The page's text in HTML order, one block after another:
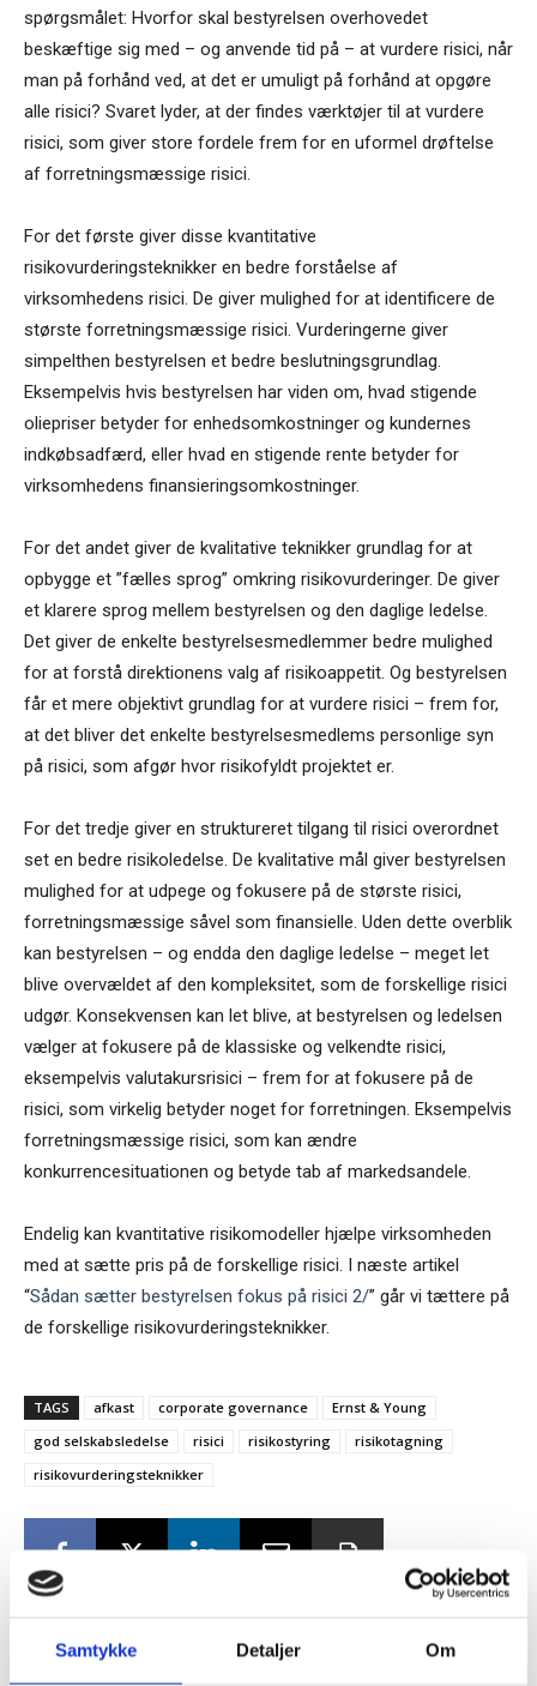
Samtykke Detaljer Om
spørgsmålet: Hvorfor skal bestyrelsen overhovedet
beskæftige sig med – og anvende tid på – at vurdere risici, når
man på forhånd ved, at det er umuligt på forhånd at opgøre
alle risici? Svaret lyder, at der findes værktøjer til at vurdere
risici, som giver store fordele frem for en uformel drøftelse
af forretningsmæssige risici.
For det første giver disse kvantitative
risikovurderingsteknikker en bedre forståelse af
virksomhedens risici. De giver mulighed for at identificere de
største forretningsmæssige risici. Vurderingerne giver
simpelthen bestyrelsen et bedre beslutningsgrundlag.
Eksempelvis hvis bestyrelsen har viden om, hvad stigende
oliepriser betyder for enhedsomkostninger og kundernes
indkøbsadfærd, eller hvad en stigende rente betyder for
virksomhedens finansieringsomkostninger.
For det andet giver de kvalitative teknikker grundlag for at
opbygge et ”fælles sprog” omkring risikovurderinger. De giver
et klarere sprog mellem bestyrelsen og den daglige ledelse.
Det giver de enkelte bestyrelsesmedlemmer bedre mulighed
for at forstå direktionens valg af risikoappetit. Og bestyrelsen
får et mere objektivt grundlag for at vurdere risici – frem for,
at det bliver det enkelte bestyrelsesmedlems personlige syn
på risici, som afgør hvor risikofyldt projektet er.
For det tredje giver en struktureret tilgang til risici overordnet
set en bedre risikoledelse. De kvalitative mål giver bestyrelsen
mulighed for at udpege og fokusere på de største risici,
forretningsmæssige såvel som finansielle. Uden dette overblik
kan bestyrelsen – og endda den daglige ledelse – meget let
blive overvældet af den kompleksitet, som de forskellige risici
udgør. Konsekvensen kan let blive, at bestyrelsen og ledelsen
vælger at fokusere på de klassiske og velkendte risici,
eksempelvis valutakursrisici – frem for at fokusere på de
risici, som virkelig betyder noget for forretningen. Eksempelvis
forretningsmæssige risici, som kan ændre
konkurrencesituationen og betyde tab af markedsandele.
Endelig kan kvantitative risikomodeller hjælpe virksomheden
med at sætte pris på de forskellige risici. I næste artikel
“Sådan sætter bestyrelsen fokus på risici 2/” går vi tættere på
de forskellige risikovurderingsteknikker.
TAGS afkast corporate governance
Ernst & Young
god selskabsledelse
risici risikostyring
risikotagning
risikovurderingsteknikker